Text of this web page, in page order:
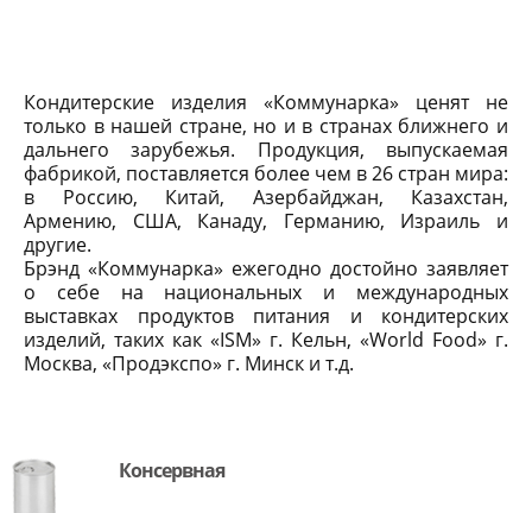
Кондитерские изделия «Коммунарка» ценят не
только в нашей стране, но и в странах ближнего и
дальнего зарубежья. Продукция, выпускаемая
фабрикой, поставляется более чем в 26 стран мира:
в Россию, Китай, Азербайджан, Казахстан,
Армению, США, Канаду, Германию, Израиль и
другие.
Брэнд «Коммунарка» ежегодно достойно заявляет
о себе на национальных и международных
выставках продуктов питания и кондитерских
изделий, таких как «ISM» г. Кельн, «World Food» г.
Москва, «Продэкспо» г. Минск и т.д.
Консервная